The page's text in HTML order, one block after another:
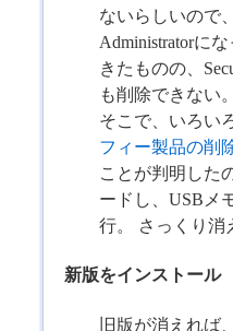
ないらしいので
Administratorに
きたものの、
も削除できない。
そこで、いろい
フィー製品の削
ことが判明した
ードし、USBメ
行。 さっくり消
新版をインストール
旧版が消えれば